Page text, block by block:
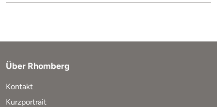
Über Rhomberg
Kontakt
Kurzportrait